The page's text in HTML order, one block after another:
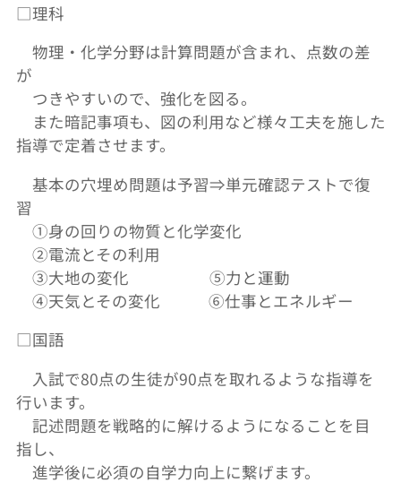
□理科
物理・化学分野は計算問題が含まれ、点数の差
が
つきやすいので、強化を図る。
また暗記事項も、図の利用など様々工夫を施した
指導で定着させます。
基本の穴埋め問題は予習⇒単元確認テストで復
習
①身の回りの物質と化学変化
②電流とその利用
③大地の変化 ⑤力と運動
④天気とその変化 ⑥仕事とエネルギー
□国語
入試で80点の生徒が90点を取れるような指導を
行います。
記述問題を戦略的に解けるようになることを目
指し、
進学後に必須の自学力向上に繋げます。